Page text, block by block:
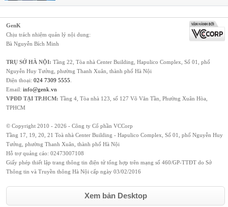
GenK
Chịu trách nhiệm quản lý nội dung:
Bà Nguyễn Bích Minh
TRỤ SỞ HÀ NỘI: Tầng 22, Tòa nhà Center Building, Hapulico Complex, Số 01, phố
Nguyễn Huy Tưởng, phường Thanh Xuân, thành phố Hà Nội
Điện thoại: 024 7309 5555
Email: info@genk.vn
VPĐD TẠI TP.HCM: Tầng 4, Tòa nhà 123, số 127 Võ Văn Tần, Phường Xuân Hòa,
TPHCM
© Copyright 2010 - 2026 - Công ty Cổ phần VCCorp
Tầng 17, 19, 20, 21 Toà nhà Center Building - Hapulico Complex, Số 01, phố Nguyễn Huy
Tưởng, phường Thanh Xuân, thành phố Hà Nội
Hỗ trợ quảng cáo: 02473007108
Giấy phép thiết lập trang thông tin điện tử tổng hợp trên mạng số 460/GP-TTĐT do Sở
Thông tin và Truyền thông Hà Nội cấp ngày 03/02/2016
Xem bản Desktop